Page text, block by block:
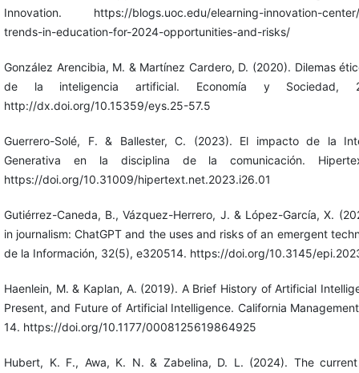
Innovation. https://blogs.uoc.edu/elearning-innovation-center/
trends-in-education-for-2024-opportunities-and-risks/
González Arencibia, M. & Martínez Cardero, D. (2020). Dilemas
de la inteligencia artificial. Economía y Sociedad,
http://dx.doi.org/10.15359/eys.25-57.5
Guerrero-Solé, F. & Ballester, C. (2023). El impacto de la
Generativa en la disciplina de la comunicación.
https://doi.org/10.31009/hipertext.net.2023.i26.01
Gutiérrez-Caneda, B., Vázquez-Herrero, J. & López-García, X.
in journalism: ChatGPT and the uses and risks of an emergent
de la Información, 32(5), e320514. https://doi.org/10.3145/
Haenlein, M. & Kaplan, A. (2019). A Brief History of Artificial
Present, and Future of Artificial Intelligence. California
14. https://doi.org/10.1177/0008125619864925
Hubert, K. F., Awa, K. N. & Zabelina, D. L. (2024). The